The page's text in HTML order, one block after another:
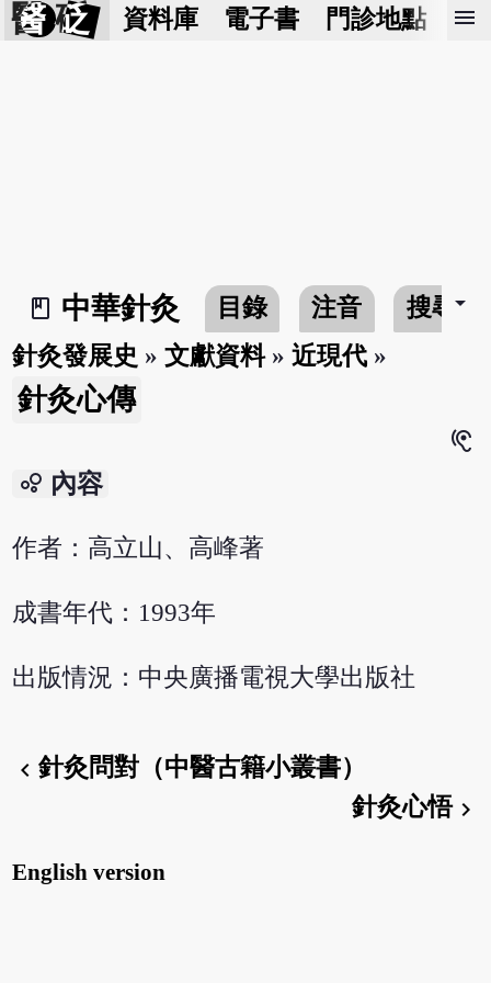
醫 砭 資料庫 電子書 門診地點 預
menu
book_2
中華針灸 目錄 注音 搜尋arrow_drop_down
針灸發展史 »文獻資料»近現代 »
針灸心傳
hearing
bubble_chart 內容
作者：高立山、高峰著
成書年代：1993年
出版情況：中央廣播電視大學出版社
chevron_left針灸問對（中醫古籍小叢書）
針灸心悟chevron_right
English version